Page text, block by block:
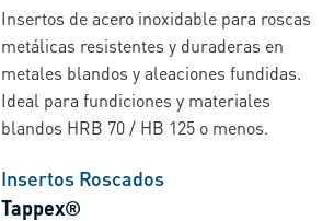
Insertos de acero inoxidable para roscas
metálicas resistentes y duraderas en
metales blandos y aleaciones fundidas.
Ideal para fundiciones y materiales
blandos HRB 70 / HB 125 o menos.
Insertos Roscados
Tappex®